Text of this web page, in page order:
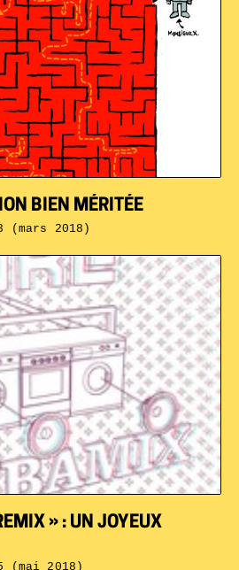
» : UN JOYEUX
(mai 2018)
BIEN MÉRITÉE
(mars 2018)